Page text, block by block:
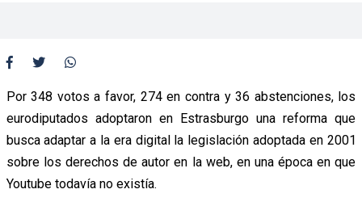
Por 348 votos a favor, 274 en contra y 36 abstenciones, los
eurodiputados adoptaron en Estrasburgo una reforma que
busca adaptar a la era digital la legislación adoptada en 2001
sobre los derechos de autor en la web, en una época en que
Youtube todavía no existía.